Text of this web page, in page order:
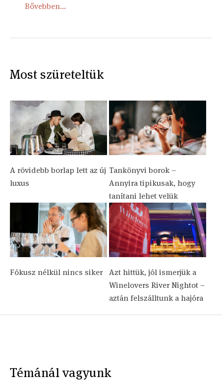
Bővebben...
Most szüreteltük
A rövidebb borlap lett az új
luxus
Tankönyvi borok –
Annyira tipikusak, hogy
tanítani lehet velük
Fókusz nélkül nincs siker
Azt hittük, jól ismerjük a
Winelovers River Nightot –
aztán felszálltunk a hajóra
Témánál vagyunk